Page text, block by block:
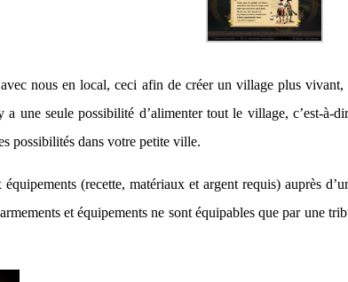
nous en local, ceci afin de créer un village plus
seule possibilité d’alimenter tout le village, c’est-à-
possibilités dans votre petite ville.
(recette, matériaux et argent requis) auprès
et équipements ne sont équipables que par une